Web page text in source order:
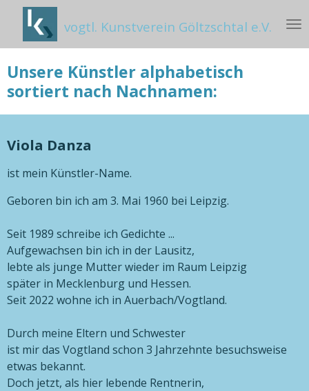
Hauptinhalt
springen
vogtl. Kunstverein Göltzschtal e.V.
Unsere Künstler alphabetisch
sortiert nach Nachnamen:
Viola Danza
ist mein Künstler-Name.
Geboren bin ich am 3. Mai 1960 bei Leipzig.
Seit 1989 schreibe ich Gedichte ...
Aufgewachsen bin ich in der Lausitz,
lebte als junge Mutter wieder im Raum Leipzig
später in Mecklenburg und Hessen.
Seit 2022 wohne ich in Auerbach/Vogtland.
Durch meine Eltern und Schwester
ist mir das Vogtland schon 3 Jahrzehnte besuchsweise
etwas bekannt.
Doch jetzt, als hier lebende Rentnerin,